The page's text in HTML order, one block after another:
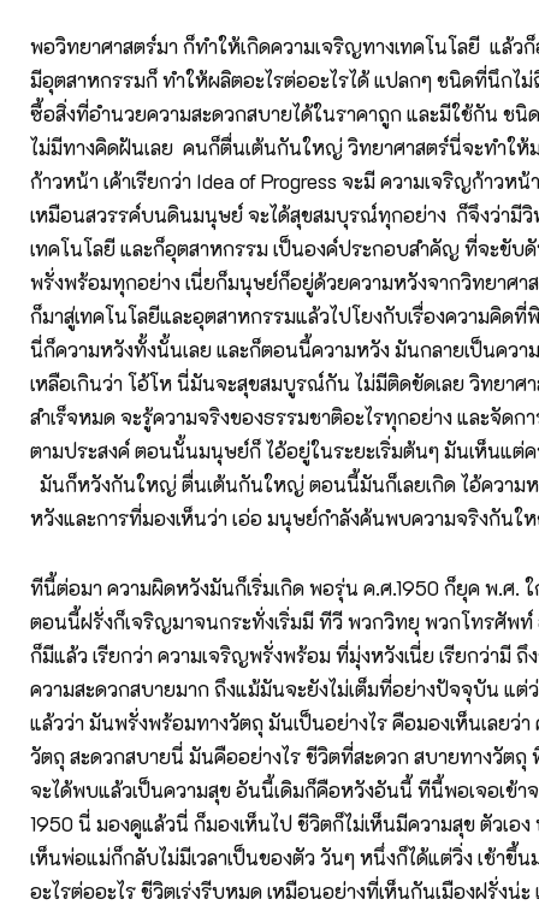
พอวิทยาศาสตร์มา ก็ทำให้เกิดความเจริญทางเทคโนโลยี แล้ว
มีอุตสาหกรรมก็ ทำให้ผลิตอะไรต่ออะไรได้ แปลกๆ ชนิดที่นึกไ
ซื้อสิ่งที่อำนวยความสะดวกสบายได้ในราคาถูก และมีใช้กัน ช
ไม่มีทางคิดฝันเลย คนก็ตื่นเต้นกันใหญ่ วิทยาศาสตร์นี่จะทำให้
ก้าวหน้า เค้าเรียกว่า Idea of Progress จะมี ความเจริญก้าวห
เหมือนสวรรค์บนดินมนุษย์ จะได้สุขสมบุรณ์ทุกอย่าง ก็จึงว่ามีวิ
เทคโนโลยี และก็อุตสาหกรรม เป็นองค์ประกอบสำคัญ ที่จะขับ
พรั่งพร้อมทุกอย่าง เนี่ยก็มนุษย์ก็อยู่ด้วยความหวังจากวิทยาศา
ก็มาสู่เทคโนโลยีและอุตสาหกรรมแล้วไปโยงกับเรื่องความคิด
นี่ก็ความหวังทั้งนั้นเลย และก็ตอนนี้ความหวัง มันกลายเป็นควา
เหลือเกินว่า โอ้โห นี่มันจะสุขสมบูรณ์กัน ไม่มีติดขัดเลย วิทยาศ
สำเร็จหมด จะรู้ความจริงของธรรมชาติอะไรทุกอย่าง และจัดก
ตามประสงค์ ตอนนั้นมนุษย์ก็ ไอ้อยู่ในระยะเริ่มต้นๆ มันเห็นแต่
มันก็หวังกันใหญ่ ตื่นเต้นกันใหญ่ ตอนนี้มันก็เลยเกิด ไอ้ความ
หวังและการที่มองเห็นว่า เอ่อ มนุษย์กำลังค้นพบความจริงกันใ
ทีนี้ต่อมา ความผิดหวังมันก็เริ่มเกิด พอรุ่น ค.ศ.1950 ก็ยุค พ.ศ.
ตอนนี้ฝรั่งก็เจริญมาจนกระทั่งเริ่มมี ทีวี พวกวิทยุ พวกโทรศัพท์
ก็มีแล้ว เรียกว่า ความเจริญพรั่งพร้อม ที่มุ่งหวังเนี่ย เรียกว่ามี
ความสะดวกสบายมาก ถึงแม้มันจะยังไม่เต็มที่อย่างปัจจุบัน แต่ว่
แล้วว่า มันพรั่งพร้อมทางวัตถุ มันเป็นอย่างไร คือมองเห็นเลยว่
วัตถุ สะดวกสบายนี่ มันคืออย่างไร ชีวิตที่สะดวก สบายทางวัตถุ
จะได้พบแล้วเป็นความสุข อันนี้เดิมก็คือหวังอันนี้ ทีนี้พอเจอเข้า
1950 นี่ มองดูแล้วนี่ ก็มองเห็นไป ชีวิตก็ไม่เห็นมีความสุข ตัวเอ
เห็นพ่อแม่ก็กลับไม่มีเวลาเป็นของตัว วันๆ หนึ่งก็ได้แต่วิ่ง เช้าขึ้
อะไรต่ออะไร ชีวิตเร่งรีบหมด เหมือนอย่างที่เห็นกันเมืองฝรั่งน่